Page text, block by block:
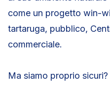
come un progetto win-
tartaruga, pubblico,
commerciale.
Ma siamo proprio sicuri?